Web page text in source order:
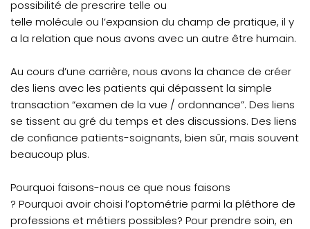
possibilité de prescrire telle ou
telle molécule ou l’expansion du champ de pratique, il y
a la relation que nous avons avec un autre être humain.
Au cours d’une carrière, nous avons la chance de créer
des liens avec les patients qui dépassent la simple
transaction “examen de la vue / ordonnance”. Des liens
se tissent au gré du temps et des discussions. Des liens
de confiance patients-soignants, bien sûr, mais souvent
beaucoup plus.
Pourquoi faisons-nous ce que nous faisons
? Pourquoi avoir choisi l’optométrie parmi la pléthore de
professions et métiers possibles? Pour prendre soin, en